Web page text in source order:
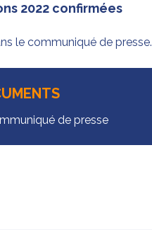
2022 confirmées
le communiqué de presse.
de presse